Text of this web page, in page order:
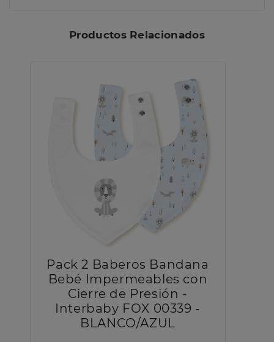
Productos Relacionados
Pack 2 Baberos Bandana
Bebé Impermeables con
Cierre de Presión -
Interbaby FOX 00339 -
BLANCO/AZUL